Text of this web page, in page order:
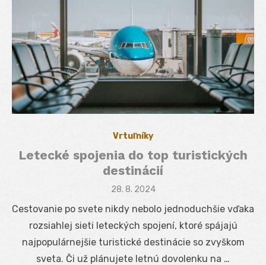
Vrtuľníky
Letecké spojenia do top turistických
destinácií
Posted
28. 8. 2024
Cestovanie po svete nikdy nebolo jednoduchšie vďaka
rozsiahlej sieti leteckých spojení, ktoré spájajú
najpopulárnejšie turistické destinácie so zvyškom
sveta. Či už plánujete letnú dovolenku na …